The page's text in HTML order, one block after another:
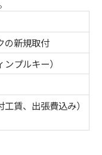
の新規取付
プルキー）
工賃、出張費込み）